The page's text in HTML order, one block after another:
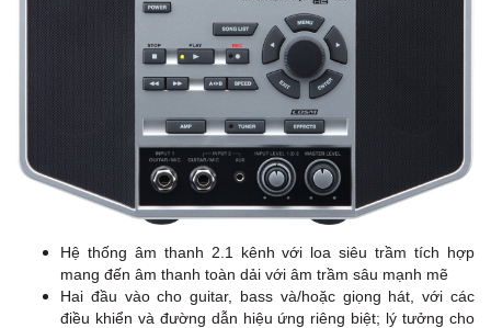
Hệ thống âm thanh 2.1 kênh với loa siêu trầm tích hợp
mang đến âm thanh toàn dải với âm trầm sâu mạnh mẽ
Hai đầu vào cho guitar, bass và/hoặc giọng hát, với các
điều khiển và đường dẫn hiệu ứng riêng biệt; lý tưởng cho